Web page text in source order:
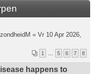
« Vr 10 Apr 2026,
1 5 6 7 8
happens to